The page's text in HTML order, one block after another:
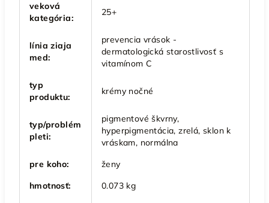
veková
kategória:
25+
línia ziaja
med:
prevencia vrások -
dermatologická starostlivosť s
vitamínom C
typ
produktu:
krémy nočné
typ/problém
pleti:
pigmentové škvrny,
hyperpigmentácia, zrelá, sklon k
vráskam, normálna
pre koho:
ženy
hmotnosť:
0.073 kg